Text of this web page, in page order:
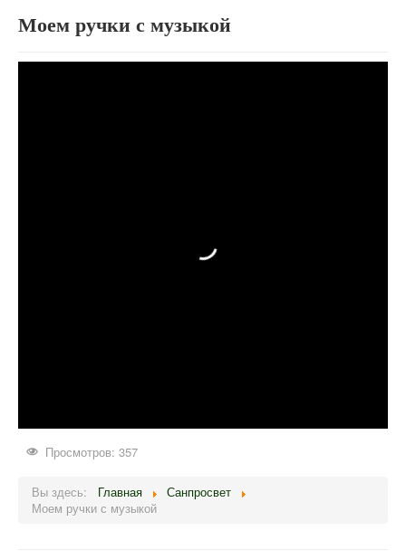
Моем ручки с музыкой
Просмотров: 357
Вы здесь: Главная
Санпросвет
Моем ручки с музыкой